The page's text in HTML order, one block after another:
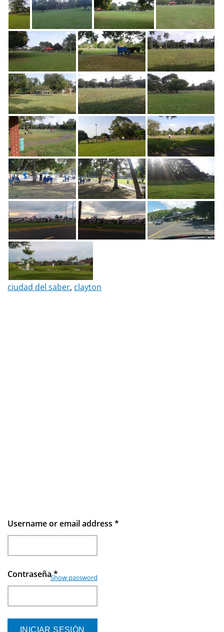
ciudad del saber, clayton
Username or email address *
Contraseña*
Show password